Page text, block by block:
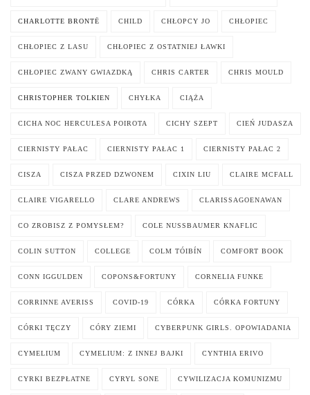
CHARLOTTE BRONTË CHILD CHŁOPCY JO CHŁOPIEC
CHŁOPIEC Z LASU CHŁOPIEC Z OSTATNIEJ ŁAWKI
CHŁOPIEC ZWANY GWIAZDKĄ CHRIS CARTER CHRIS MOULD
CHRISTOPHER TOLKIEN CHYŁKA CIĄŻA
CICHA NOC HERCULESA POIROTA CICHY SZEPT CIEŃ JUDASZA
CIERNISTY PAŁAC CIERNISTY PAŁAC 1 CIERNISTY PAŁAC 2
CISZA CISZA PRZED DZWONEM CIXIN LIU CLAIRE MCFALL
CLAIRE VIGARELLO CLARE ANDREWS CLARISSAGOENAWAN
CO ZROBISZ Z POMYSŁEM? COLE NUSSBAUMER KNAFLIC
COLIN SUTTON COLLEGE COLM TÓIBÍN COMFORT BOOK
CONN IGGULDEN COPONS&FORTUNY CORNELIA FUNKE
CORRINNE AVERISS COVID-19 CÓRKA CÓRKA FORTUNY
CÓRKI TĘCZY CÓRY ZIEMI CYBERPUNK GIRLS. OPOWIADANIA
CYMELIUM CYMELIUM: Z INNEJ BAJKI CYNTHIA ERIVO
CYRKI BEZPŁATNE CYRYL SONE CYWILIZACJA KOMUNIZMU